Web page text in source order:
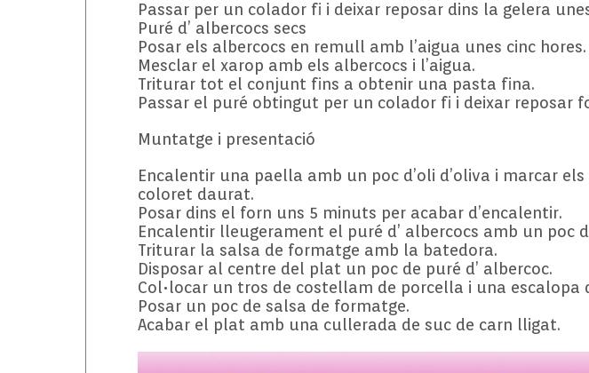
Passar per un colador fi i deixar reposar dins la gelera
Puré d’ albercocs secs
Posar els albercocs en remull amb l’aigua unes cinc hores.
Mesclar el xarop amb els albercocs i l’aigua.
Triturar tot el conjunt fins a obtenir una pasta fina.
Passar el puré obtingut per un colador fi i deixar reposar
Muntatge i presentació
Encalentir una paella amb un poc d’oli d’oliva i marcar
coloret daurat.
Posar dins el forn uns 5 minuts per acabar d’encalentir.
Encalentir lleugerament el puré d’ albercocs amb un poc
Triturar la salsa de formatge amb la batedora.
Disposar al centre del plat un poc de puré d’ albercoc.
Col•locar un tros de costellam de porcella i una escalopa
Posar un poc de salsa de formatge.
Acabar el plat amb una cullerada de suc de carn lligat.